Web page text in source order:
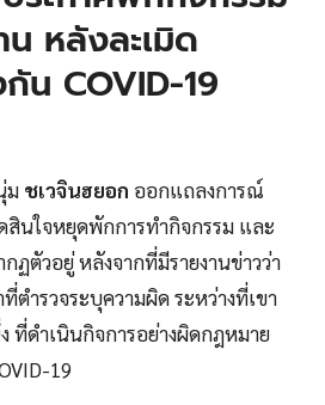
หลังละเมิด
น COVID-19
ม ชเวจินฮยอก ออกแถลงการณ์
นใจหยุดพักการทำกิจกรรม และ
ฏตัวอยู่ หลังจากที่มีรายงานข่าวว่า
ำรวจระบุความผิด ระหว่างที่เขา
ที่ดำเนินกิจการอย่างผิดกฎหมาย
19